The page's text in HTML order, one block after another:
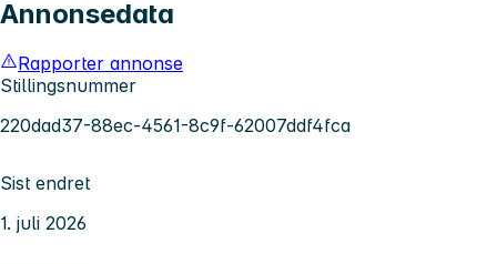
Annonsedata
Rapporter annonse
Stillingsnummer
220dad37-88ec-4561-8c9f-62007ddf4fca
Sist endret
1. juli 2026